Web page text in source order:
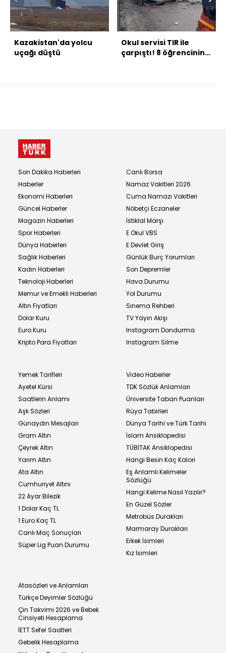
Kazakistan'da yolcu
uçağı düştü
Okul servisi TIR ile
çarpıştı! 8 öğrencinin
Son Dakika Haberleri
Haberler
Ekonomi Haberleri
Güncel Haberler
Magazin Haberleri
Spor Haberleri
Dünya Haberleri
Sağlık Haberleri
Kadın Haberleri
Teknoloji Haberleri
Memur ve Emekli Haberleri
Altın Fiyatları
Dolar Kuru
Euro Kuru
Kripto Para Fiyatları
Canlı Borsa
Namaz Vakitleri 2026
Cuma Namazı Vakitleri
Nöbetçi Eczaneler
İstiklal Marşı
E Okul VBS
E Devlet Giriş
Günlük Burç Yorumları
Son Depremler
Hava Durumu
Yol Durumu
Sinema Rehberi
TV Yayın Akışı
Instagram Dondurma
Instagram Silme
Yemek Tarifleri
Ayetel Kürsi
Saatlerin Anlamı
Aşk Sözleri
Günaydın Mesajları
Gram Altın
Çeyrek Altın
Yarım Altın
Ata Altın
Cumhuriyet Altını
22 Ayar Bilezik
1 Dolar Kaç TL
1 Euro Kaç TL
Canlı Maç Sonuçları
Süper Lig Puan Durumu
Video Haberler
TDK Sözlük Anlamları
Üniversite Taban Puanları
Rüya Tabirleri
Dünya Tarihi ve Türk Tarihi
İslam Ansiklopedisi
TÜBİTAK Ansiklopedisi
Hangi Besin Kaç Kalori
Eş Anlamlı Kelimeler
Sözlüğü
Hangi Kelime Nasıl Yazılır?
En Güzel Sözler
Metrobüs Durakları
Marmaray Durakları
Erkek İsimleri
Kız İsimleri
Atasözleri ve Anlamları
Türkçe Deyimler Sözlüğü
Çin Takvimi 2026 ve Bebek
Cinsiyeti Hesaplama
İETT Sefer Saatleri
Gebelik Hesaplama